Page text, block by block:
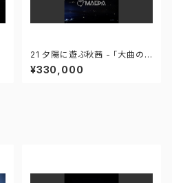
21 夕陽に遊ぶ秋茜 - 「大曲の
花火」第96回全国花火競技大会
- 172558419949425
¥330,000